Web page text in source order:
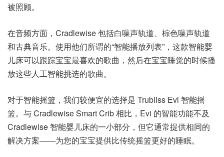
被照顾。
在音频方面，Cradlewise 包括白噪声轨道、棕色噪声轨道
和古典音乐。使用他们所谓的“智能播放列表”，这款智能婴
儿床可以跟踪宝宝最喜欢的歌曲，然后在宝宝睡觉的时候播
放这些人工智能挑选的歌曲。
对于智能摇篮，我们较便宜的选择是 Trubliss Evi 智能摇
篮。与 Cradlewise Smart Crib 相比，Evi 的智能功能不及
Cradlewise 智能婴儿床的一小部分，但它通常提供相同的
解决方案——为您的宝宝提供比传统摇篮更好的睡眠。